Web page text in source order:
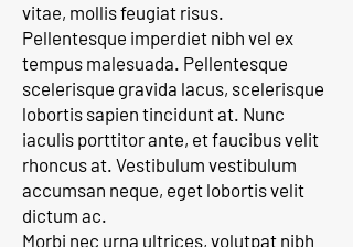
vitae, mollis feugiat risus.
Pellentesque imperdiet nibh vel ex
tempus malesuada. Pellentesque
scelerisque gravida lacus, scelerisque
lobortis sapien tincidunt at. Nunc
iaculis porttitor ante, et faucibus velit
rhoncus at. Vestibulum vestibulum
accumsan neque, eget lobortis velit
dictum ac.
Morbi nec urna ultrices, volutpat nibh